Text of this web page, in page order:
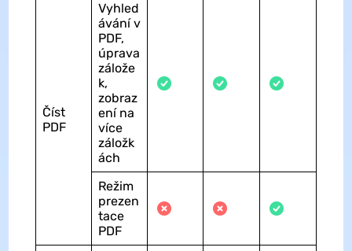
Číst
PDF
Vyhled
ávání v
PDF,
úprava
zálože
k,
zobraz
ení na
více
záložk
ách
Režim
prezen
tace
PDF